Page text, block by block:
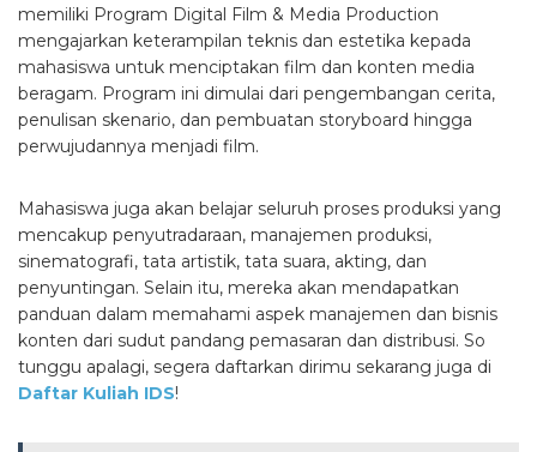
memiliki Program Digital Film & Media Production
mengajarkan keterampilan teknis dan estetika kepada
mahasiswa untuk menciptakan film dan konten media
beragam. Program ini dimulai dari pengembangan cerita,
penulisan skenario, dan pembuatan storyboard hingga
perwujudannya menjadi film.
Mahasiswa juga akan belajar seluruh proses produksi yang
mencakup penyutradaraan, manajemen produksi,
sinematografi, tata artistik, tata suara, akting, dan
penyuntingan. Selain itu, mereka akan mendapatkan
panduan dalam memahami aspek manajemen dan bisnis
konten dari sudut pandang pemasaran dan distribusi. So
tunggu apalagi, segera daftarkan dirimu sekarang juga di
Daftar Kuliah IDS!